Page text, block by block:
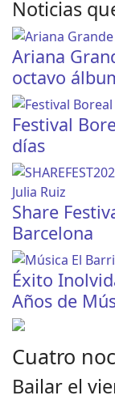
Noticias
Ariana
octavo
Festival
días
Share
Barcelona
Éxito
Años de
Cuatro
Bailar el